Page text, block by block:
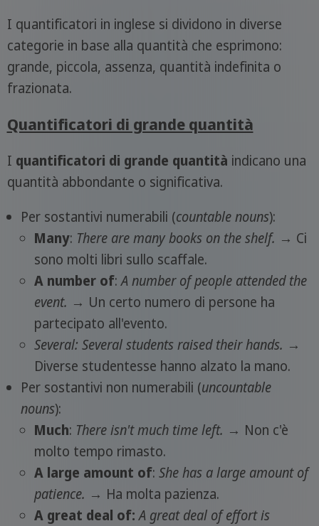
I quantificatori in inglese si dividono in diverse
categorie in base alla quantità che esprimono:
grande, piccola, assenza, quantità indefinita o
frazionata.
Quantificatori di grande quantità
I quantificatori di grande quantità indicano una
quantità abbondante o significativa.
Per sostantivi numerabili (countable nouns):
Many: There are many books on the shelf. → Ci
sono molti libri sullo scaffale.
A number of:A number of people attended the
event. → Un certo numero di persone ha
partecipato all'evento.
Several: Several students raised their hands. →
Diverse studentesse hanno alzato la mano.
Per sostantivi non numerabili (uncountable
nouns):
Much: There isn't much time left. → Non c'è
molto tempo rimasto.
A large amount of: She has a large amount of
patience. → Ha molta pazienza.
A great deal of: A great deal of effort is